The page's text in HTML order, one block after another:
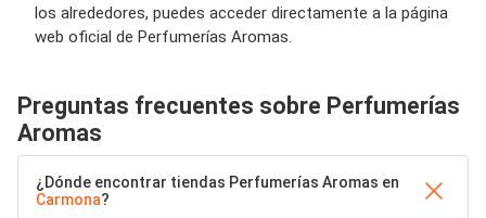
los alrededores, puedes acceder directamente a la página
web oficial de Perfumerías Aromas.
Preguntas frecuentes sobre Perfumerías
Aromas
¿Dónde encontrar tiendas Perfumerías Aromas en
Carmona?